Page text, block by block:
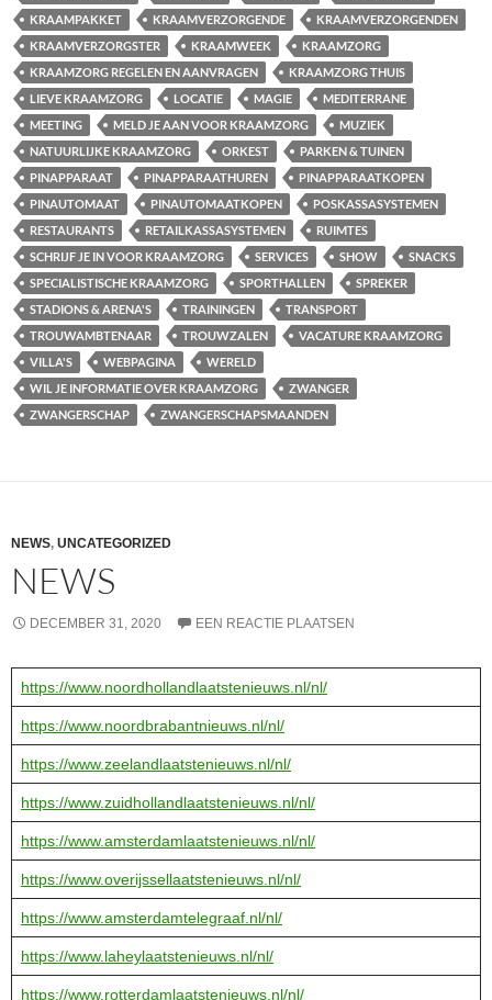
KRAAMPAKKET
KRAAMVERZORGENDE
KRAAMVERZORGENDEN
KRAAMVERZORGSTER
KRAAMWEEK
KRAAMZORG
KRAAMZORG REGELEN EN AANVRAGEN
KRAAMZORG THUIS
LIEVE KRAAMZORG
LOCATIE MAGIE
MEDITERRANE
MEETING
MELD JE AAN VOOR KRAAMZORG
MUZIEK
NATUURLIJKE KRAAMZORG
ORKEST
PARKEN & TUINEN
PINAPPARAAT
PINAPPARAATHUREN
PINAPPARAATKOPEN
PINAUTOMAAT
PINAUTOMAATKOPEN
POSKASSASYSTEMEN
RESTAURANTS
RETAILKASSASYSTEMEN
RUIMTES
SCHRIJF JE IN VOOR KRAAMZORG
SERVICES SHOW
SNACKS
SPECIALISTISCHE KRAAMZORG
SPORTHALLEN
SPREKER
STADIONS & ARENA'S
TRAININGEN
TRANSPORT
TROUWAMBTENAAR
TROUWZALEN
VACATURE KRAAMZORG
VILLA'S
WEBPAGINA
WERELD
WIL JE INFORMATIE OVER KRAAMZORG
ZWANGER
ZWANGERSCHAP
ZWANGERSCHAPSMAANDEN
NEWS, UNCATEGORIZED
NEWS
DECEMBER 31, 2020 EEN REACTIE PLAATSEN
https://www.noordhollandlaatstenieuws.nl/nl/
https://www.noordbrabantnieuws.nl/nl/
https://www.zeelandlaatstenieuws.nl/nl/
https://www.zuidhollandlaatstenieuws.nl/nl/
https://www.amsterdamlaatstenieuws.nl/nl/
https://www.overijssellaatstenieuws.nl/nl/
https://www.amsterdamtelegraaf.nl/nl/
https://www.laheylaatstenieuws.nl/nl/
https://www.rotterdamlaatstenieuws.nl/nl/